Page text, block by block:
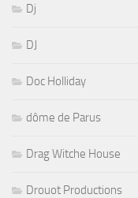
Dj
DJ
Doc Holliday
dôme de Parus
Drag Witche House
Drouot Productions